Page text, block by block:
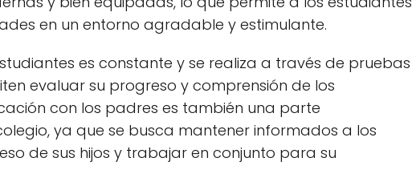
en un entorno agradable y estimulante.
es constante y se realiza a través de pruebas
evaluar su progreso y comprensión de los
con los padres es también una parte
ya que se busca mantener informados a los
de sus hijos y trabajar en conjunto para su